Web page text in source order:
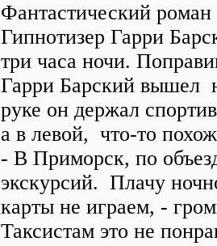
Фантастический роман
Гипнотизер Гарри
три часа ночи.
Гарри Барский вышел
руке он держал
а в левой, что-то
- В Приморск, по
экскурсий. Плачу
карты не играем, -
Таксистам это не